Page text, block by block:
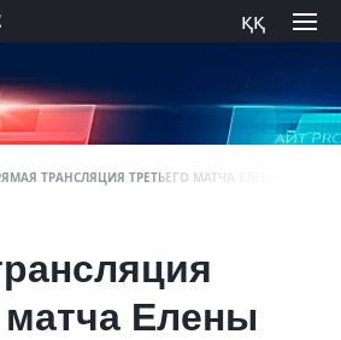
ққ
ТРАНСЛЯЦИЯ ТРЕТЬЕГО МАТЧА ЕЛЕНЫ
матча Елены